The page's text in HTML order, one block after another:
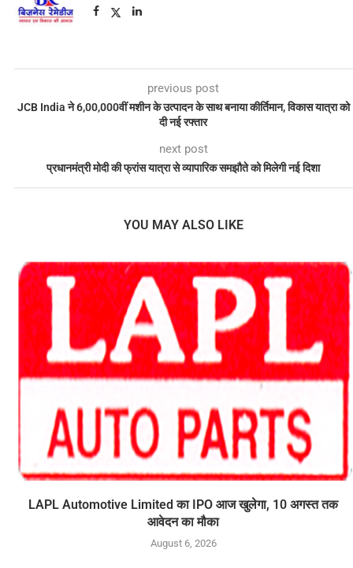
previous post
JCB India ने 6,00,000वीं मशीन के उत्पादन के साथ बनाया कीर्तिमान, विकास यात्रा को
दी नई रफ्तार
next post
प्रधानमंत्री मोदी की फ्रांस यात्रा से व्यापारिक समझौते को मिलेगी नई दिशा
YOU MAY ALSO LIKE
LAPL Automotive Limited का IPO आज खुलेगा, 10 अगस्त तक
आवेदन का मौका
August 6, 2026